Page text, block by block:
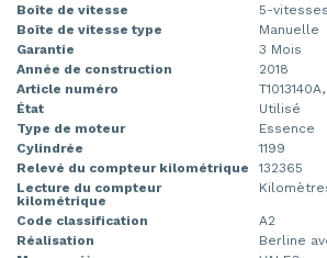
Boîte de vitesse
5-vitesses
Boîte de vitesse type
Manuelle
Garantie
3 Mois
Année de construction
2018
Article numéro
État
Utilisé
Type de moteur
Essence
Cylindrée
1199
Relevé du compteur kilométrique
132365
Lecture du compteur
kilométrique
Code classification
A2
Réalisation
Berline